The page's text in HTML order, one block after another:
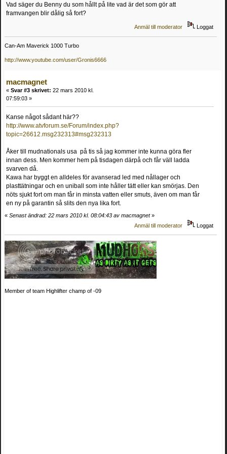
Vad säger du Benny du som hållt på lite vad är det som gör att
framvangen blir dålig så fort?
Anmäl till moderator Loggat
Can-Am Maverick 1000 Turbo
http://www.youtube.com/user/Gronis6666
macmagnet
« Svar #3 skrivet: 22 mars 2010 kl.
07:59:03 »
Kanse något sådant här??
http://www.atvforum.se/Forum/index.php?
topic=26612.msg232313#msg232313
Åker till mudnationals usa på tis så jag kommer inte kunna göra fler
innan dess. Men kommer hem på tisdagen därpå och får väll ladda
svarven då.
Kawa har byggt en alldeles för avanserad led med nållager och
plasttätningar och en uniball som inte håller tätt eller kan smörjas. Den
nöts sjukt fort om man får in minsta vatten eller smuts, även om man får
en ny på garantin så slits den nya lika fort.
« Senast ändrad: 22 mars 2010 kl. 08:04:43 av macmagnet»
Anmäl till moderator
Loggat
Member of team Highlifter champ of -09